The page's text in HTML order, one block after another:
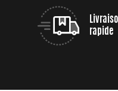
rapide